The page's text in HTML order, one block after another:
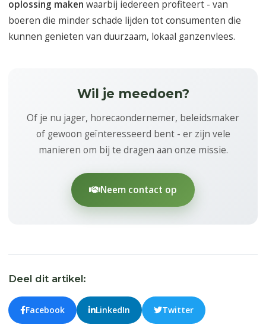
oplossing maken waarbij iedereen profiteert - van
boeren die minder schade lijden tot consumenten die
kunnen genieten van duurzaam, lokaal ganzenvlees.
Wil je meedoen?
Of je nu jager, horecaondernemer, beleidsmaker
of gewoon geïnteresseerd bent - er zijn vele
manieren om bij te dragen aan onze missie.
Neem contact op
Deel dit artikel:
Facebook LinkedIn Twitter